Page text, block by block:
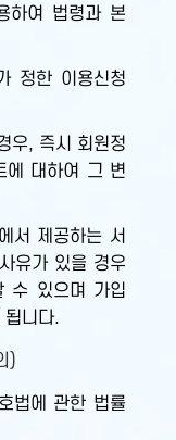
하여 법령과 본
정한 이용신청
우, 즉시 회원정
에 대하여 그 변
서 제공하는 서
유가 있을 경우
수 있으며 가입
됩니다.
)
법에 관한 법률